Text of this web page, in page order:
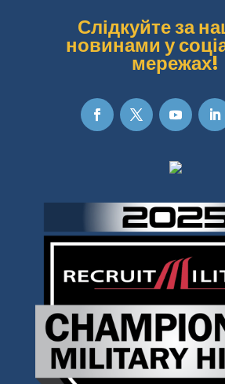
Слідкуйте за
новинами у
мережах!